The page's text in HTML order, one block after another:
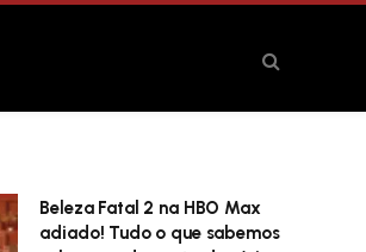
Beleza Fatal 2 na HBO Max
adiado! Tudo o que sabemos